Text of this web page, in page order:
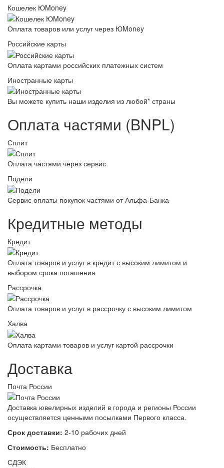
Кошелек ЮMoney
Оплата товаров или услуг через ЮMoney
Российские карты
Оплата картами российских платежных систем
Иностранные карты
Вы можете купить наши изделия из любой* страны
Оплата частями (BNPL)
Сплит
Оплата частями через сервис
Подели
Сервис оплаты покупок частями от Альфа-Банка
Кредитные методы
Кредит
Оплата товаров и услуг в кредит с высоким лимитом и
выбором срока погашения
Рассрочка
Оплата товаров и услуг в рассрочку с высоким лимитом
Халва
Оплата картами товаров и услуг картой рассрочки
Доставка
Почта России
Доставка ювелирных изделий в города и регионы России
осуществляется ценными посылками Первого класса.
Срок доставки: 2-10 рабочих дней
Стоимость: Бесплатно
СДЭК